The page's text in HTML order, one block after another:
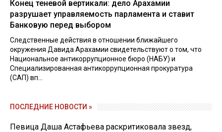
Конец теневой вертикали: дело Арахамии
разрушает управляемость парламента и ставит
Банковую перед выбором
Следственные действия в отношении ближайшего
окружения Давида Арахамии свидетельствуют о том, что
Национальное антикоррупционное бюро (НАБУ) и
Специализированная антикоррупционная прокуратура
(САП) вп...
ПОСЛЕДНИЕ НОВОСТИ »
Певица Даша Астафьева раскритиковала звезд,